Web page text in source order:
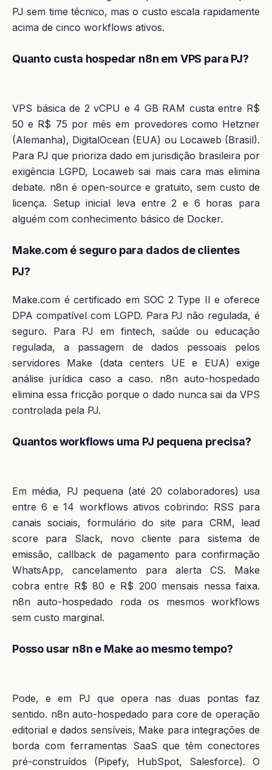
PJ sem time técnico, mas o custo escala rapidamente
acima de cinco workflows ativos.
Quanto custa hospedar n8n em VPS para PJ?
VPS básica de 2 vCPU e 4 GB RAM custa entre R$
50 e R$ 75 por mês em provedores como Hetzner
(Alemanha), DigitalOcean (EUA) ou Locaweb (Brasil).
Para PJ que prioriza dado em jurisdição brasileira por
exigência LGPD, Locaweb sai mais cara mas elimina
debate. n8n é open-source e gratuito, sem custo de
licença. Setup inicial leva entre 2 e 6 horas para
alguém com conhecimento básico de Docker.
Make.com é seguro para dados de clientes
PJ?
Make.com é certificado em SOC 2 Type II e oferece
DPA compatível com LGPD. Para PJ não regulada, é
seguro. Para PJ em fintech, saúde ou educação
regulada, a passagem de dados pessoais pelos
servidores Make (data centers UE e EUA) exige
análise jurídica caso a caso. n8n auto-hospedado
elimina essa fricção porque o dado nunca sai da VPS
controlada pela PJ.
Quantos workflows uma PJ pequena precisa?
Em média, PJ pequena (até 20 colaboradores) usa
entre 6 e 14 workflows ativos cobrindo: RSS para
canais sociais, formulário do site para CRM, lead
score para Slack, novo cliente para sistema de
emissão, callback de pagamento para confirmação
WhatsApp, cancelamento para alerta CS. Make
cobra entre R$ 80 e R$ 200 mensais nessa faixa.
n8n auto-hospedado roda os mesmos workflows
sem custo marginal.
Posso usar n8n e Make ao mesmo tempo?
Pode, e em PJ que opera nas duas pontas faz
sentido. n8n auto-hospedado para core de operação
editorial e dados sensíveis, Make para integrações de
borda com ferramentas SaaS que têm conectores
pré-construídos (Pipefy, HubSpot, Salesforce). O